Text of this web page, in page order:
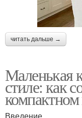
читать дальше →
Маленькая
стиле: как
компактном